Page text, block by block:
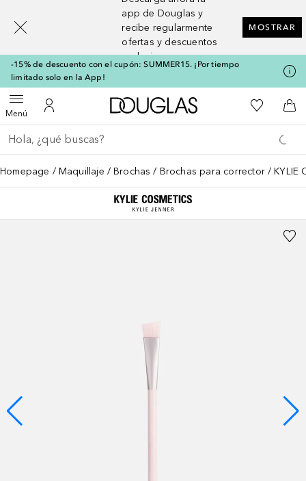
app de Douglas y
recibe regularmente
ofertas y descuentos
exclusivos
MOSTRAR
-15% de descuento con el cupón: SUMMER15. ¡Por tiempo
limitado solo en la App!
MenúAbrir menúMi cuenta
A Douglas HomeMi lista de
A
Regresar
Ejecutar búsqueda
Homepage Maquillaje Brochas Brochas para corrector KYLIE
[navigation.slideout.screenreader]